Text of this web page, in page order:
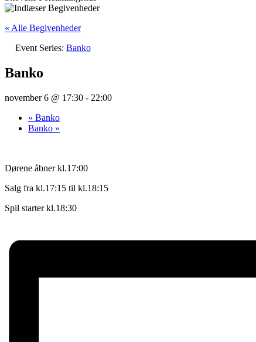
« Alle Begivenheder
Event Series: Banko
Banko
november 6 @ 17:30 - 22:00
« Banko
Banko »
Dørene åbner kl.17:00
Salg fra kl.17:15 til kl.18:15
Spil starter kl.18:30